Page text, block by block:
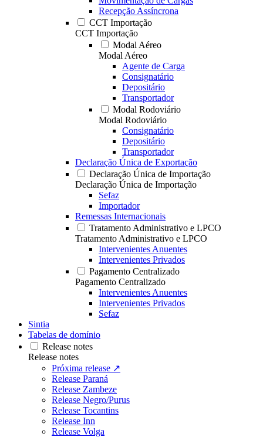
Recepção Assíncrona
CCT Importação
CCT Importação
Modal Aéreo
Modal Aéreo
Agente de Carga
Consignatário
Depositário
Transportador
Modal Rodoviário
Modal Rodoviário
Consignatário
Depositário
Transportador
Declaração Única de Exportação
Declaração Única de Importação
Declaração Única de Importação
Sefaz
Importador
Remessas Internacionais
Tratamento Administrativo e LPCO
Tratamento Administrativo e LPCO
Intervenientes Anuentes
Intervenientes Privados
Pagamento Centralizado
Pagamento Centralizado
Intervenientes Anuentes
Intervenientes Privados
Sefaz
Sintia
Tabelas de domínio
Release notes
Release notes
Próxima release ↗
Release Paraná
Release Zambeze
Release Negro/Purus
Release Tocantins
Release Inn
Release Volga